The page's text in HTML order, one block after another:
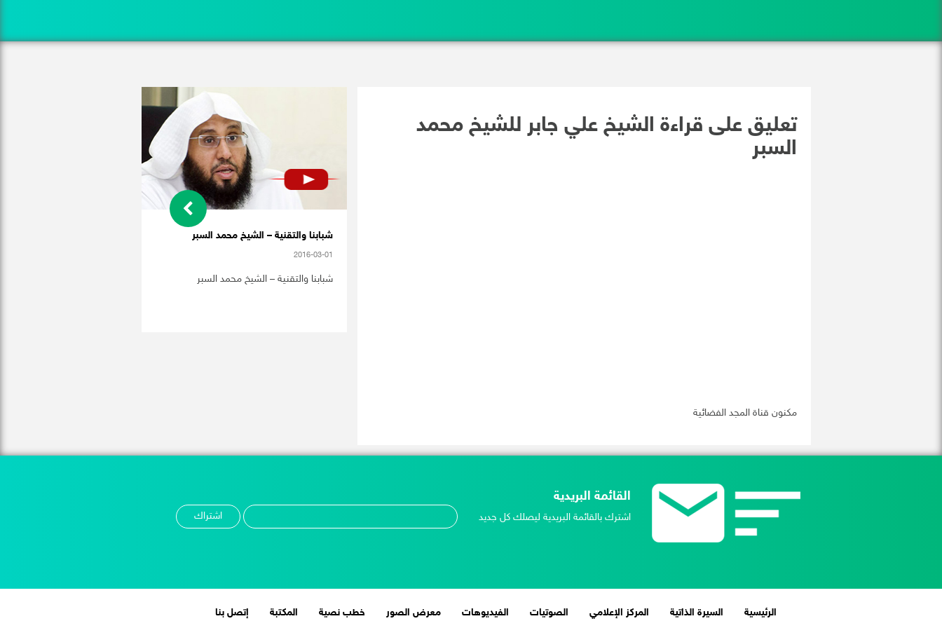
تعليق على قراءة الشيخ علي جابر للشيخ محمد
السبر
مكنون قناة المجد الفضائية
شبابنا والتقنية – الشيخ محمد السبر
2016-03-01
شبابنا والتقنية – الشيخ محمد السبر
القائمة البريدية
اشترك بالقائمة البريدية ليصلك كل جديد
الرئيسية(current) السيرة الذاتية المركز الإعلامي الصوتيات الفيديوهات معرض الصور خطب نصية المكتبة إتصل بنا